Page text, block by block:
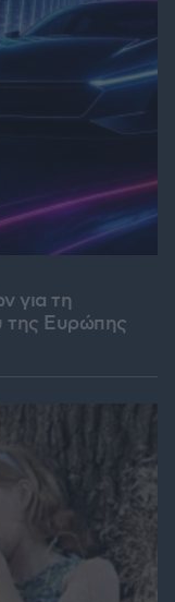
για τη
της Ευρώπης